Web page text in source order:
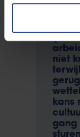
niet
kans
gang